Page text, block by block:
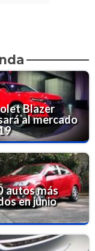
Blazer
al mercado
autos más
en junio